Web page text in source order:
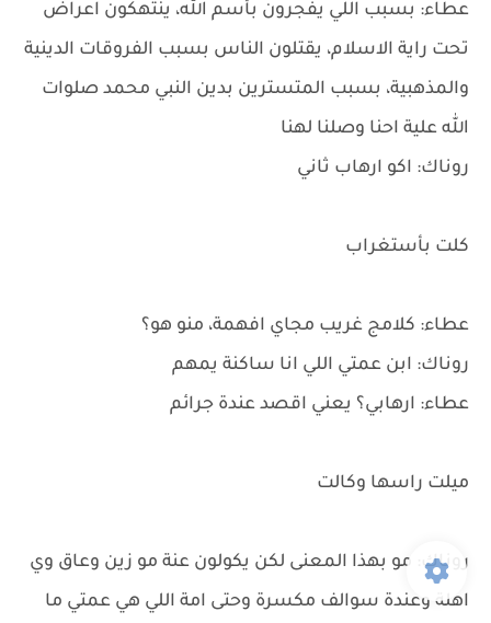
عطاء: بسبب اللي يفجرون بأسم الله، ينتهكون اعراض
تحت راية الاسلام، يقتلون الناس بسبب الفروقات الدينية
والمذهبية، بسبب المتسترين بدين النبي محمد صلوات
الله علية احنا وصلنا لهنا
روناك: اكو ارهاب ثاني
كلت بأستغراب
عطاء: كلامج غريب مجاي افهمة، منو هو؟
روناك: ابن عمتي اللي انا ساكنة يمهم
عطاء: ارهابي؟ يعني اقصد عندة جرائم
ميلت راسها وكالت
روناك: مو بهذا المعنى لكن يكولون عنة مو زين وعاق وي
اهلة وعندة سوالف مكسرة وحتى امة اللي هي عمتي ما